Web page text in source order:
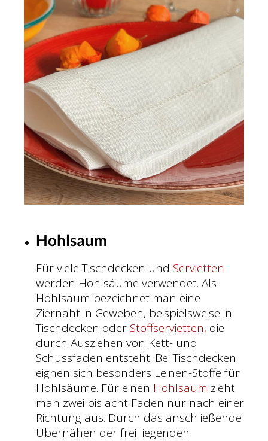
Hohlsaum
Für viele Tischdecken und Servietten
werden Hohlsäume verwendet. Als
Hohlsaum bezeichnet man eine
Ziernaht in Geweben, beispielsweise in
Tischdecken oder Stoffservietten, die
durch Ausziehen von Kett- und
Schussfäden entsteht. Bei Tischdecken
eignen sich besonders Leinen-Stoffe für
Hohlsäume. Für einen Hohlsaum zieht
man zwei bis acht Fäden nur nach einer
Richtung aus. Durch das anschließende
Übernähen der frei liegenden